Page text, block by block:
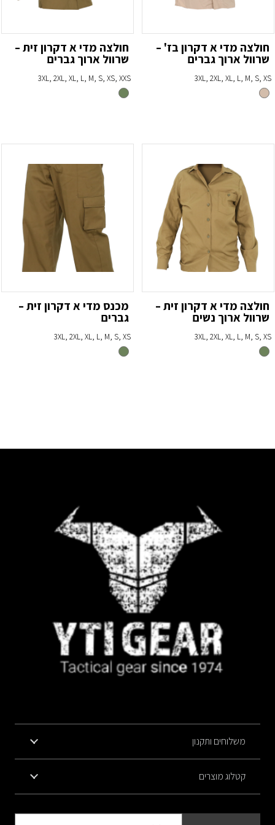
חולצה מדי א דקרון בז' –
שרוול ארוך גברים
3XL, 2XL, XL, L, M, S, XS
חולצה מדי א דקרון זית –
שרוול ארוך גברים
3XL, 2XL, XL, L, M, S, XS, XXS
חולצה מדי א דקרון זית –
שרוול ארוך נשים
3XL, 2XL, XL, L, M, S, XS
מכנס מדי א דקרון זית –
גברים
3XL, 2XL, XL, L, M, S, XS
משלוחים ותקנון
קטלוג מוצרים